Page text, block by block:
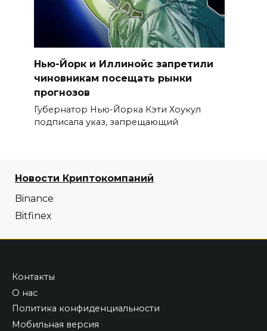
Нью-Йорк и Иллинойс запретили
чиновникам посещать рынки
прогнозов
Губернатор Нью-Йорка Кэти Хоукул
подписала указ, запрещающий
Новости Криптокомпаний
Binance
Bitfinex
Контакты
О нас
Политика конфиденциальности
Мобильная версия